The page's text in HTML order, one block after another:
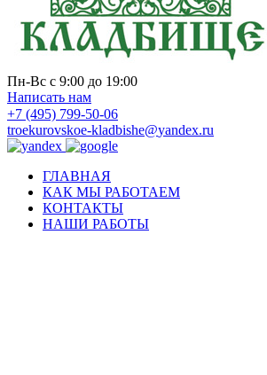
Пн-Вс с 9:00 до 19:00
Написать нам
+7 (495) 799-50-06
troekurovskoe-kladbishe@yandex.ru
ГЛАВНАЯ
КАК МЫ РАБОТАЕМ
КОНТАКТЫ
НАШИ РАБОТЫ